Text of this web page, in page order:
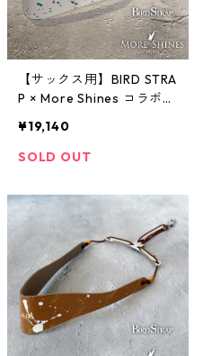
【サックス用】BIRD STRA
P × More Shines コラボモ
¥19,140
SOLD OUT